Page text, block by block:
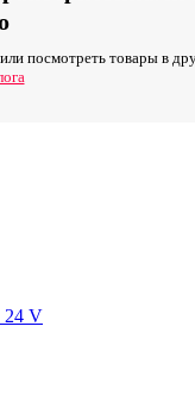
посмотреть товары в
24 V